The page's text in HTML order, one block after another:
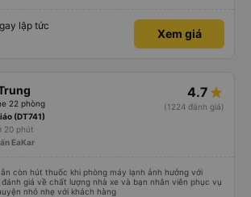
lập tức
Xem giá
22 phòng
4.7
(1224 đánh giá)
(DT741)
20 phút
EaKar
còn hút thuốc khi phòng máy lạnh ảnh hưởng với
nhỏ nhẹ với khách hàng